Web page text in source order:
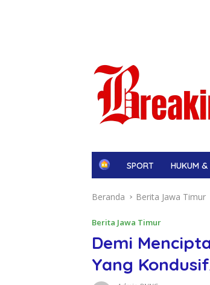
H
e
SPORT HUKUM &
Beranda Berita Jawa Timur
Berita Jawa Timur
Demi
Yang